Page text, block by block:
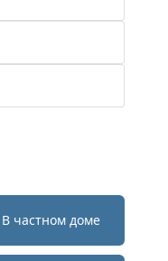
В частном доме